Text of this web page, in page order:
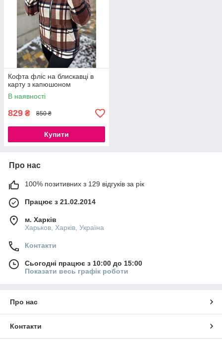
Кофта фліс на блискавці в
карту з капюшоном
В наявності
829 ₴ 850 ₴
Купити
Про нас
100% позитивних з 129 відгуків за рік
Працює з 21.02.2014
м. Харків
Харьков, Харків, Україна
Контакти
Сьогодні працює з 10:00 до 15:00
Показати весь графік роботи
Про нас
Контакти